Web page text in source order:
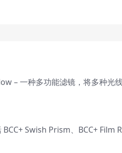
– 一种多功能滤镜，将多种光
Swish Prism、BCC+ Film